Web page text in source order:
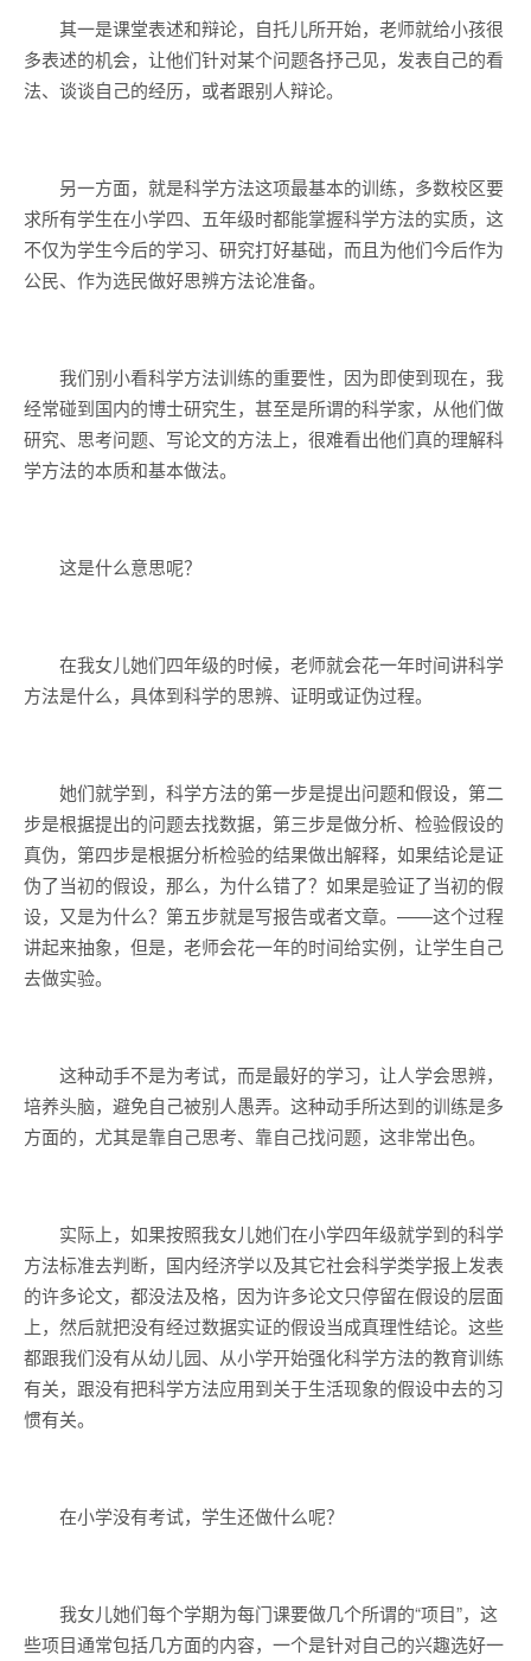
其一是课堂表述和辩论，自托儿所开始，老师就给小孩很
多表述的机会，让他们针对某个问题各抒己见，发表自己的看
法、谈谈自己的经历，或者跟别人辩论。
另一方面，就是科学方法这项最基本的训练，多数校区要
求所有学生在小学四、五年级时都能掌握科学方法的实质，这
不仅为学生今后的学习、研究打好基础，而且为他们今后作为
公民、作为选民做好思辨方法论准备。
我们别小看科学方法训练的重要性，因为即使到现在，我
经常碰到国内的博士研究生，甚至是所谓的科学家，从他们做
研究、思考问题、写论文的方法上，很难看出他们真的理解科
学方法的本质和基本做法。
这是什么意思呢？
在我女儿她们四年级的时候，老师就会花一年时间讲科学
方法是什么，具体到科学的思辨、证明或证伪过程。
她们就学到，科学方法的第一步是提出问题和假设，第二
步是根据提出的问题去找数据，第三步是做分析、检验假设的
真伪，第四步是根据分析检验的结果做出解释，如果结论是证
伪了当初的假设，那么，为什么错了？如果是验证了当初的假
设，又是为什么？第五步就是写报告或者文章。——这个过程
讲起来抽象，但是，老师会花一年的时间给实例，让学生自己
去做实验。
这种动手不是为考试，而是最好的学习，让人学会思辨，
培养头脑，避免自己被别人愚弄。这种动手所达到的训练是多
方面的，尤其是靠自己思考、靠自己找问题，这非常出色。
实际上，如果按照我女儿她们在小学四年级就学到的科学
方法标准去判断，国内经济学以及其它社会科学类学报上发表
的许多论文，都没法及格，因为许多论文只停留在假设的层面
上，然后就把没有经过数据实证的假设当成真理性结论。这些
都跟我们没有从幼儿园、从小学开始强化科学方法的教育训练
有关，跟没有把科学方法应用到关于生活现象的假设中去的习
惯有关。
在小学没有考试，学生还做什么呢？
我女儿她们每个学期为每门课要做几个所谓的“项目”，这
些项目通常包括几方面的内容，一个是针对自己的兴趣选好一